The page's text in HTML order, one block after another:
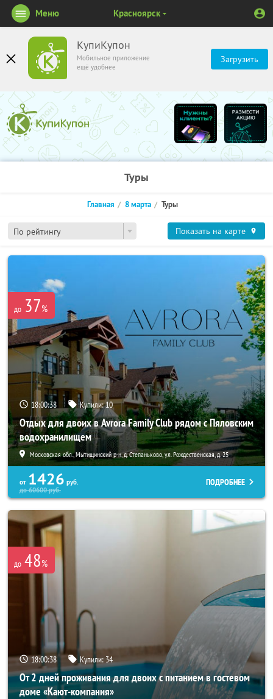
КупиКупон
Мобильное приложение
ещё удобнее
Загрузить
Меню Красноярск
Туры
По рейтингу
Главная 8 марта Туры
Показать на карте
до 37%
18:00:37 Купили:10
Отдых для двоих в Avrora Family Club рядом с Пяловским
водохранилищем
Московская обл., Мытищинский р-н, д. Степаньково, ул. Рождественская, д. 25
от 1426 руб.
до60600руб.
ПОДРОБНЕЕ
до 48%
18:00:37 Купили: 34
От 2 дней проживания для двоих с питанием в гостевом
доме «Кают-компания»